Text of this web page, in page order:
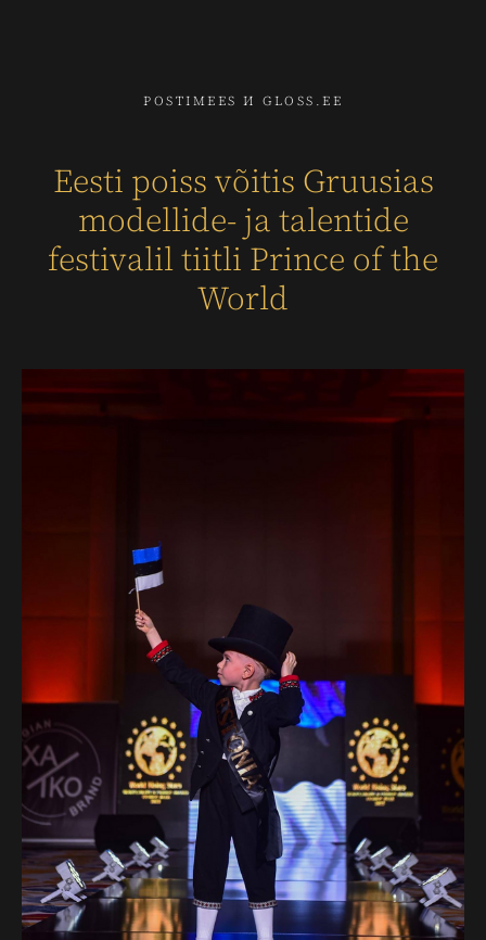
POSTIMEES И GLOSS.EE
Eesti poiss võitis Gruusias
modellide- ja talentide
festivalil tiitli Prince of the
World